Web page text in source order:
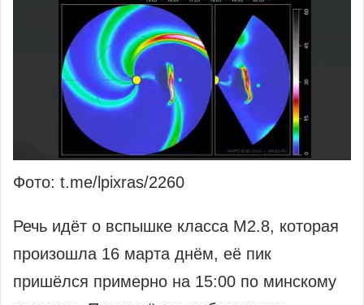
Фото: t.me/lpixras/2260
Речь идёт о вспышке класса М2.8, которая
произошла 16 марта днём, её пик
пришёлся примерно на 15:00 по минскому